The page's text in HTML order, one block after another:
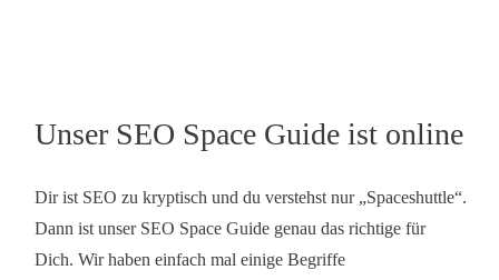
Unser SEO Space Guide ist online
Dir ist SEO zu kryptisch und du verstehst nur „Spaceshuttle“.
Dann ist unser SEO Space Guide genau das richtige für
Dich. Wir haben einfach mal einige Begriffe